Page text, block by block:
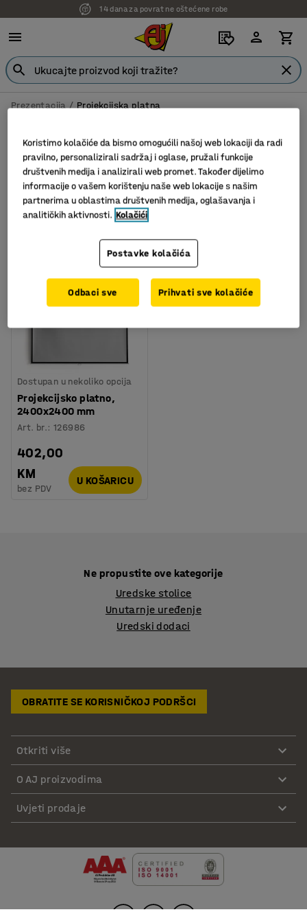
14 dana za povrat ne oštećene robe
Prezentacija Projekcijska platna
Filter Sortiraj
Novi
Dostupan u nekoliko opcija
Projekcijsko platno,
2400x2400 mm
Art. br.:126986
402,00
KM
bez PDV
U KOŠARICU
Ne propustite ove kategorije
Uredske stolice
Unutarnje uređenje
Uredski dodaci
OBRATITE SE KORISNIČKOJ PODRŠCI
Otkriti više
O AJ proizvodima
Uvjeti prodaje
Koristimo kolačiće da bismo omogućili našoj web lokaciji da radi
pravilno, personalizirali sadržaj i oglase, pružali funkcije
društvenih medija i analizirali web promet. Također dijelimo
informacije o vašem korištenju naše web lokacije s našim
partnerima u oblastima društvenih medija, oglašavanja i
analitičkih aktivnosti. Kolačići
Postavke kolačića
Odbaci sve Prihvati sve kolačiće